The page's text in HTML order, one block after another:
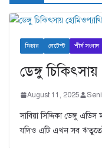
ফিচার লেটেস্ট শীর্ষ সংবাদ
ডেঙ্গু
August 11, 2025
সাবিয়া সিদ্দিকা ডেঙ্গু
যদিও এটি এখন সব ঋতুতেই